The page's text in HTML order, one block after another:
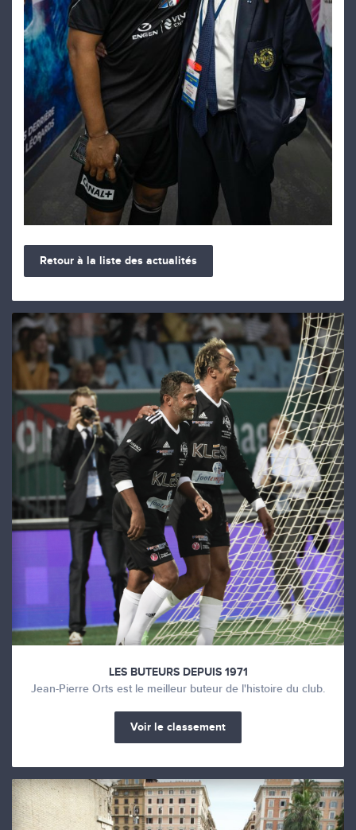
Retour à la liste des actualités
LES BUTEURS DEPUIS 1971
Jean-Pierre Orts est le meilleur buteur de l'histoire du club.
Voir le classement